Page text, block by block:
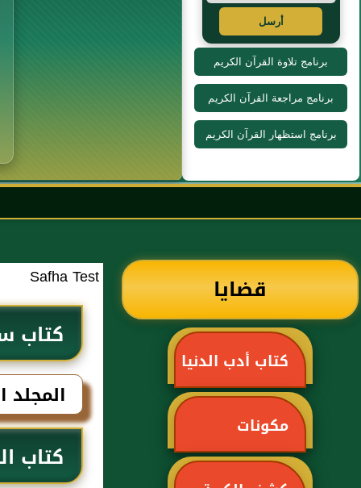
أرسل
برنامج تلاوة القرآن الكريم
برنامج مراجعة القرآن الكريم
برنامج استظهار القرآن الكريم
قضايا
كتاب أدب الدنيا
و الدين للماوردي
مكونات
الحاسوب
Safha Test
كتاب
المجلد
كتاب